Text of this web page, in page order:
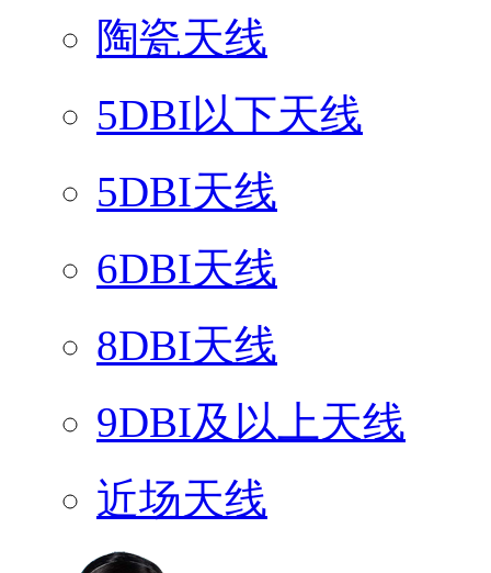
陶瓷天线
5DBI以下天线
5DBI天线
6DBI天线
8DBI天线
9DBI及以上天线
近场天线